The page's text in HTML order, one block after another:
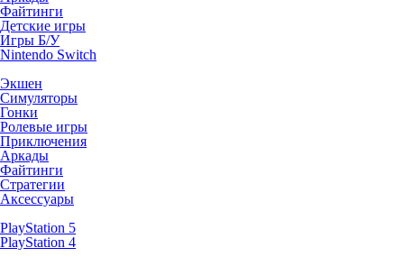
Файтинги
Детские игры
Игры Б/У
Nintendo Switch
Экшен
Симуляторы
Гонки
Ролевые игры
Приключения
Аркады
Файтинги
Стратегии
Аксессуары
PlayStation 5
PlayStation 4